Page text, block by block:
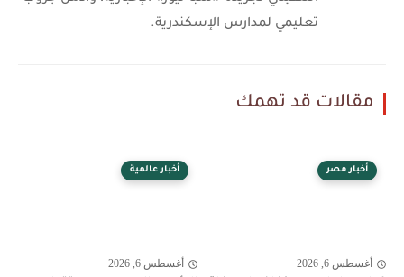
تعليمي لمدارس الإسكندرية.
مقالات قد تهمك
أخبار مصر
أغسطس 6, 2026
أخبار عالمية
أغسطس 6, 2026